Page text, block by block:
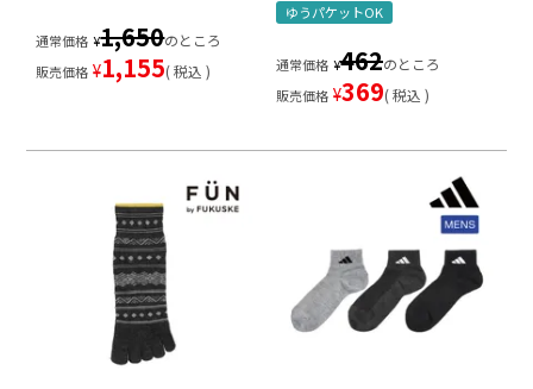
通常価格 ¥1,650のところ
販売価格 ¥1,155 税込
ゆうパケットOK
通常価格 ¥462のところ
販売価格 ¥369 税込